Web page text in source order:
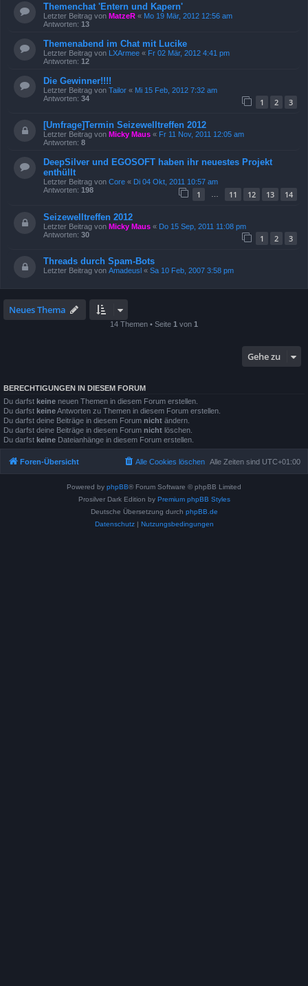
Themenchat 'Entern und Kapern'
Letzter Beitrag von MatzeR « Mo 19 Mär, 2012 12:56 am
Antworten: 13
Themenabend im Chat mit Lucike
Letzter Beitrag von LXArmee « Fr 02 Mär, 2012 4:41 pm
Antworten: 12
Die Gewinner!!!!
Letzter Beitrag von Tailor « Mi 15 Feb, 2012 7:32 am
Antworten: 34 1 2 3
[Umfrage]Termin Seizewelltreffen 2012
Letzter Beitrag von Micky Maus « Fr 11 Nov, 2011 12:05 am
Antworten: 8
DeepSilver und EGOSOFT haben ihr neuestes Projekt
enthüllt
Letzter Beitrag von Core « Di 04 Okt, 2011 10:57 am
Antworten: 198 1 11 12 13 14
Seizewelltreffen 2012
Letzter Beitrag von Micky Maus « Do 15 Sep, 2011 11:08 pm
Antworten: 30 1 2 3
Threads durch Spam-Bots
Letzter Beitrag von Amadeusl « Sa 10 Feb, 2007 3:58 pm
Neues Thema
14 Themen • Seite 1 von 1
Gehe zu
BERECHTIGUNGEN IN DIESEM FORUM
Du darfst keine neuen Themen in diesem Forum erstellen.
Du darfst keineAntworten zu Themen in diesem Forum erstellen.
Du darfst deine Beiträge in diesem Forum nicht ändern.
Du darfst deine Beiträge in diesem Forum nicht löschen.
Du darfst keine Dateianhänge in diesem Forum erstellen.
Foren-Übersicht Alle Zeiten sind UTC+01:00
Alle Cookies löschen
Powered by phpBB® Forum Software © phpBB Limited
Prosilver Dark Edition by Premium phpBB Styles
Deutsche Übersetzung durch phpBB.de
Datenschutz| Nutzungsbedingungen